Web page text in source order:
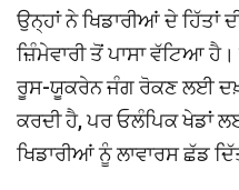
ਉਨ੍ਹਾਂ ਨੇ ਖਿਡਾਰੀਆਂ ਦੇ
ਜ਼ਿੰਮੇਵਾਰੀ ਤੋਂ ਪਾਸਾ ਵੱਟਿਆ ਹੈ।
ਰੂਸ-ਯੂਕਰੇਨ ਜੰਗ ਰੋਕਣ ਲਈ
ਕਰਦੀ ਹੈ, ਪਰ ਓਲੰਪਿਕ ਖੇਡਾਂ
ਖਿਡਾਰੀਆਂ ਨੂੰ ਲਾਵਾਰਸ ਛੱਡ